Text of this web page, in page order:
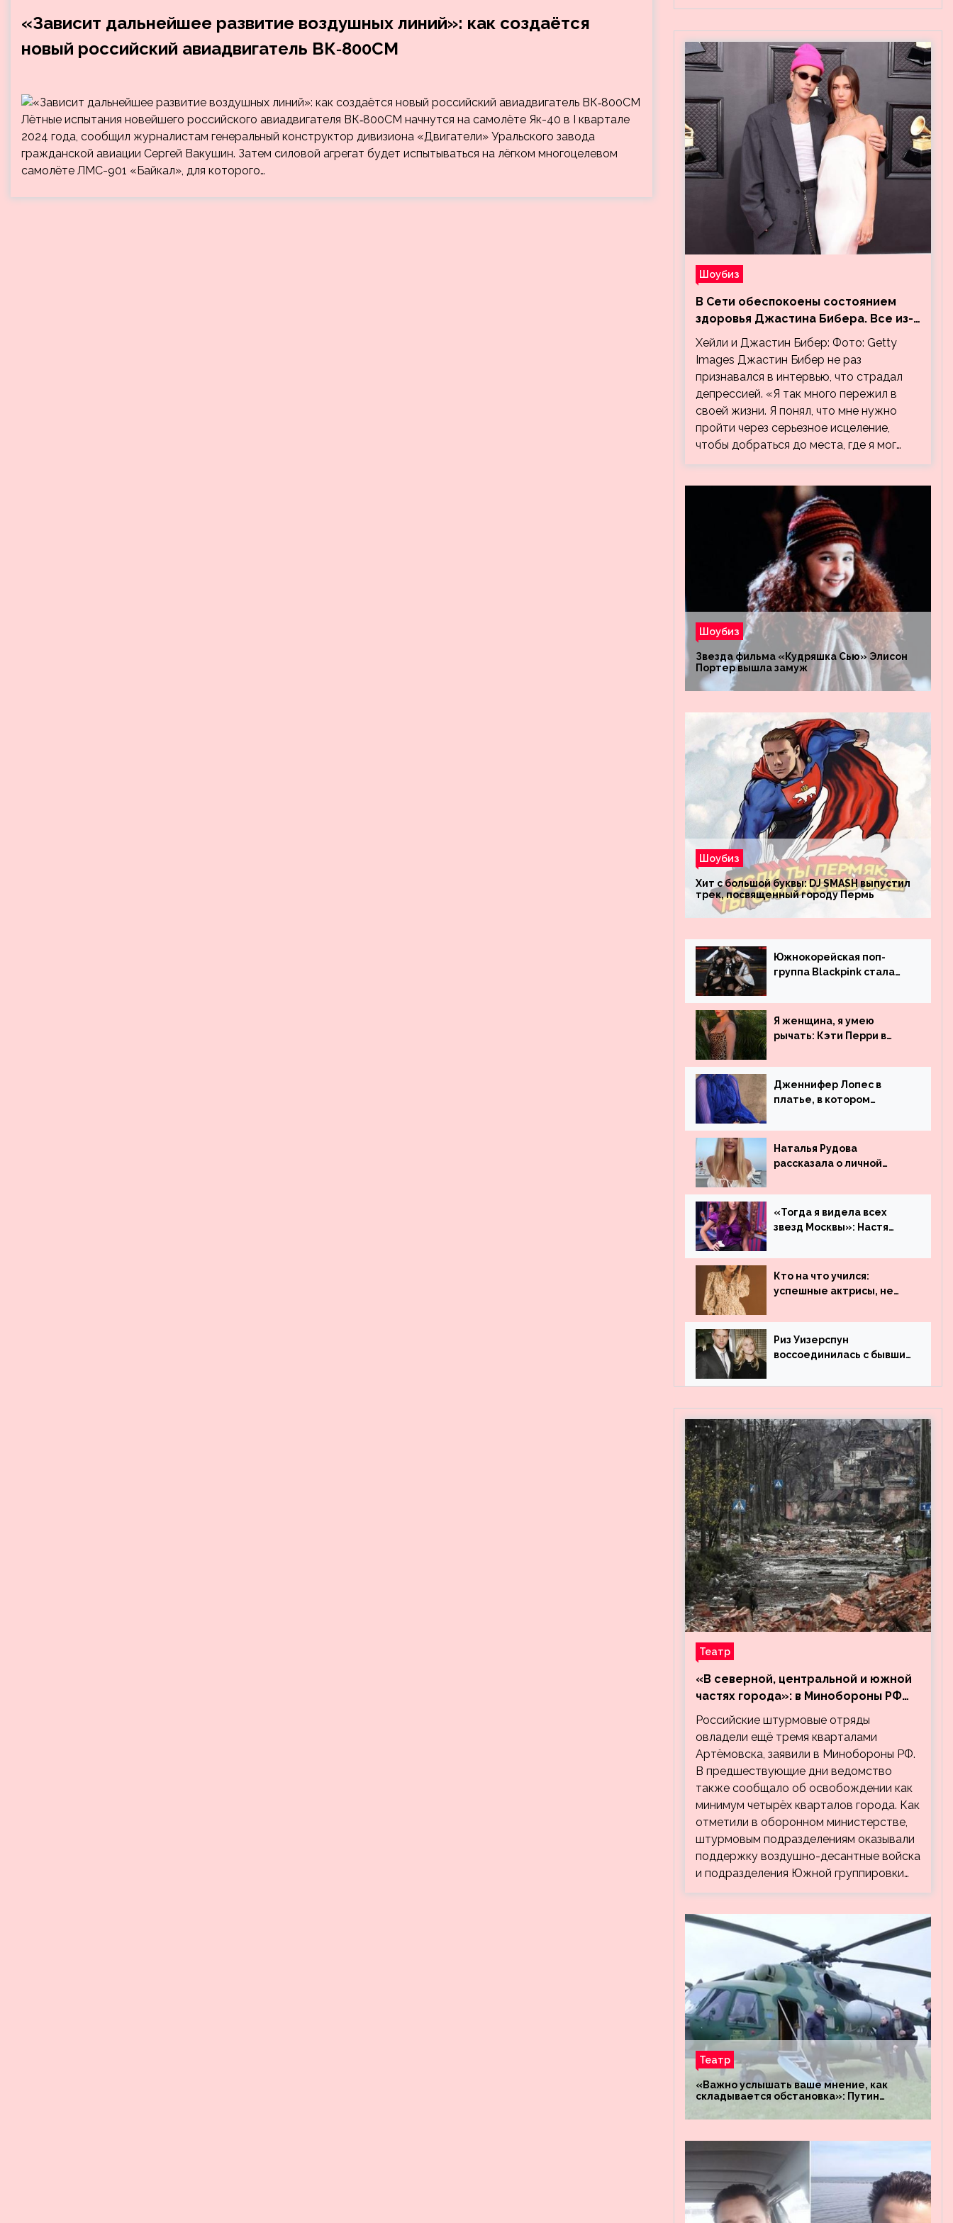
«Зависит дальнейшее развитие воздушных линий»: как создаётся
новый российский авиадвигатель ВК‑800СМ
Лётные испытания новейшего российского авиадвигателя ВК‑800СМ начнутся на самолёте Як-40 в I квартале
2024 года, сообщил журналистам генеральный конструктор дивизиона «Двигатели» Уральского завода
гражданской авиации Сергей Вакушин. Затем силовой агрегат будет испытываться на лёгком многоцелевом
самолёте ЛМС-901 «Байкал», для которого…
Шоубиз
В Сети обеспокоены состоянием
здоровья Джастина Бибера. Все из-
за видео, на котором его
успокаивает Хейли
Хейли и Джастин Бибер: Фото: Getty
Images Джастин Бибер не раз
признавался в интервью, что страдал
депрессией. «Я так много пережил в
своей жизни. Я понял, что мне нужно
пройти через серьезное исцеление,
чтобы добраться до места, где я мог…
Шоубиз
Звезда фильма «Кудряшка Сью» Элисон
Портер вышла замуж
Шоубиз
Хит с большой буквы: DJ SMASH выпустил
трек, посвященный городу Пермь
Южнокорейская поп-
группа Blackpink стала
просмотрам на YouTube.
Они обогнали даже
Джастина Бибера
Я женщина, я умею
рычать: Кэти Перри в
Дженнифер Лопес в
платье, в котором
незамеченной
Наталья Рудова
рассказала о личной
«Тогда я видела всех
звезд Москвы»: Настя
работала до
популярности и выложила
архивные фото
Кто на что учился:
успешные актрисы, не
образования
Риз Уизерспун
воссоединилась с бывшим
Театр
«В северной, центральной и южной
частях города»: в Минобороны РФ
заявили об освобождении ещё трёх
кварталов Артёмовска
Российские штурмовые отряды
овладели ещё тремя кварталами
Артёмовска, заявили в Минобороны РФ.
В предшествующие дни ведомство
также сообщало об освобождении как
минимум четырёх кварталов города. Как
отметили в оборонном министерстве,
штурмовым подразделениям оказывали
поддержку воздушно-десантные войска
и подразделения Южной группировки…
Театр
«Важно услышать ваше мнение, как
складывается обстановка»: Путин
«Днепр» и «Восток»